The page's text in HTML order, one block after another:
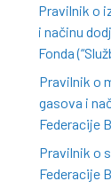
Pravilnik o
i načinu
Fonda
Pravilnik o
gasova i
Federacije
Pravilnik o
Federacije